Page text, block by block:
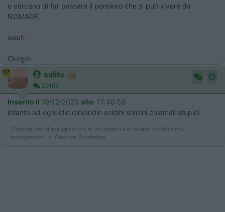
e cercano di far passare il pensiero che si può vivere da
NOMADE,
saluti
Giorgio
17 salito
29162
Inserito il 19/12/2023 alle: 17:40:59
intanto ad ogni clic dindindin soldini soldini.chiamali stupidi
„Passare per idiota agli occhi di un imbecille è voluttà da finissimo
buongustaio.“ — Georges Courteline